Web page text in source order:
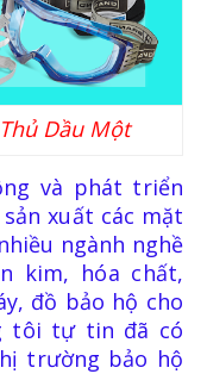
Thủ Dầu Một
và phát triển
xuất các mặt
ngành nghề
kim, hóa chất,
đồ bảo hộ cho
tôi tự tin đã có
trường bảo hộ